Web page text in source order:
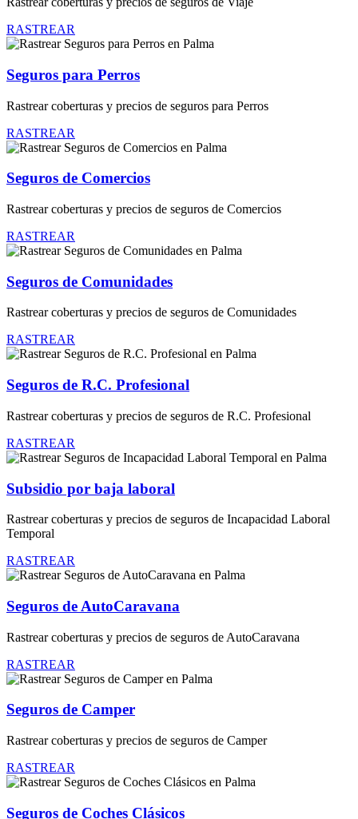
RASTREAR
Seguros para Perros
Rastrear coberturas y precios de seguros para Perros
RASTREAR
Seguros de Comercios
Rastrear coberturas y precios de seguros de Comercios
RASTREAR
Seguros de Comunidades
Rastrear coberturas y precios de seguros de Comunidades
RASTREAR
Seguros de R.C. Profesional
Rastrear coberturas y precios de seguros de R.C. Profesional
RASTREAR
Subsidio por baja laboral
Rastrear coberturas y precios de seguros de Incapacidad Laboral
Temporal
RASTREAR
Seguros de AutoCaravana
Rastrear coberturas y precios de seguros de AutoCaravana
RASTREAR
Seguros de Camper
Rastrear coberturas y precios de seguros de Camper
RASTREAR
Seguros de Coches Clásicos